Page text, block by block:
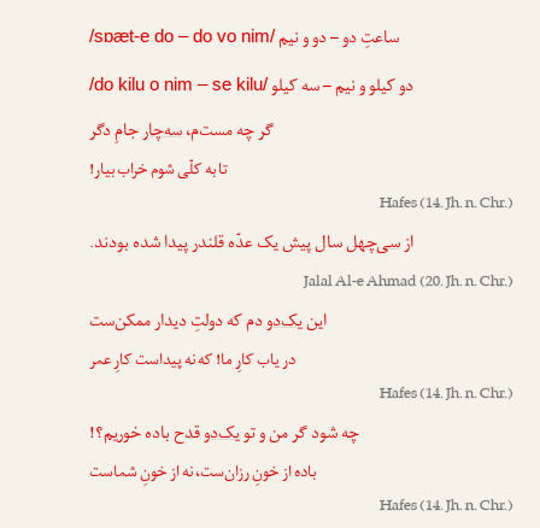
ساعتِ دو – دو و نیم/sɒæt-e do – do vo nim/
دو کیلو و نیم – سه کیلو/do kilu o nim – se kilu/
گر چه مست‌م،سه‌چارجامِ دگر
تا به کلّی شوم خراب بیار!
Hafes(14. Jh. n. Chr.)
ازسی‌چهلسال پیش یک عدّه قلندر پیدا شده بودند.
Jalal Al-e Ahmad(20. Jh. n. Chr.)
اینیک‌دودم که دولتِ دیدار ممکن‌ست
در یاب کارِ ما! که نه پیداست کارِ عمر
Hafes(14. Jh. n. Chr.)
چه شود گر من و تویک‌دوقدح باده خوریم؟!
باده از خونِ رزان‌ست، نه از خونِ شماست
Hafes(14. Jh. n. Chr.)